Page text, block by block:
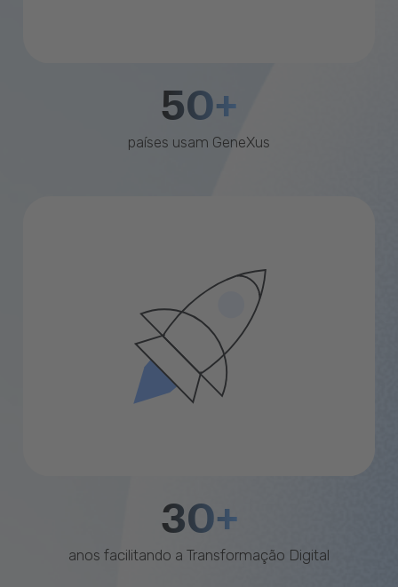
50+
países usam GeneXus
30+
anos facilitando a Transformação Digital